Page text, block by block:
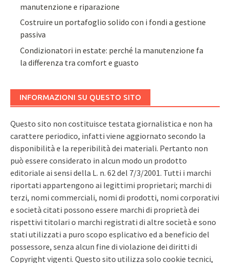
manutenzione e riparazione
Costruire un portafoglio solido con i fondi a gestione
passiva
Condizionatori in estate: perché la manutenzione fa
la differenza tra comfort e guasto
INFORMAZIONI SU QUESTO SITO
Questo sito non costituisce testata giornalistica e non ha
carattere periodico, infatti viene aggiornato secondo la
disponibilità e la reperibilità dei materiali. Pertanto non
può essere considerato in alcun modo un prodotto
editoriale ai sensi della L. n. 62 del 7/3/2001. Tutti i marchi
riportati appartengono ai legittimi proprietari; marchi di
terzi, nomi commerciali, nomi di prodotti, nomi corporativi
e società citati possono essere marchi di proprietà dei
rispettivi titolari o marchi registrati di altre società e sono
stati utilizzati a puro scopo esplicativo ed a beneficio del
possessore, senza alcun fine di violazione dei diritti di
Copyright vigenti. Questo sito utilizza solo cookie tecnici,